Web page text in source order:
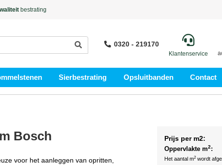
bestrating
0320 - 219170
Klantenservice
Sierbestrating Opsluitbanden Contact
Bosch
voor het aanleggen van opritten,
Prijs per m2:
Oppervlakte m2:
Het aantal m2 wordt